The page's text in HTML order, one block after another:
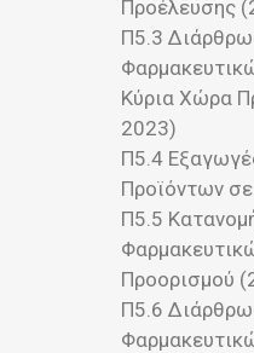
Προέλευσης
Π5.3
Κύρια Χώρα
2023)
Π5.4
Προϊόντων
Π5.5
Προορισμού
Π5.6